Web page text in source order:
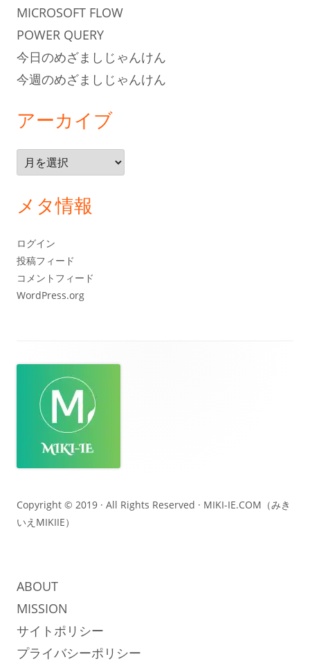
MICROSOFT FLOW
POWER QUERY
今日のめざましじゃんけん
今週のめざましじゃんけん
アーカイブ
ー
イ
メタ情報
ログイン
投稿フィード
コメントフィード
WordPress.org
テ
ン
Copyright © 2019 · All Rights Reserved · MIKI-IE.COM（みき
いえMIKIIE）
ABOUT
MISSION
サイトポリシー
プライバシーポリシー